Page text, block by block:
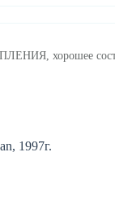
1997г.
хорошее